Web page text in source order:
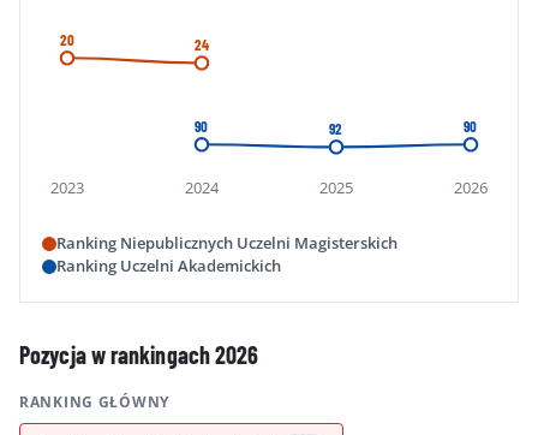
2023 2024 2025 2026
20 24
90 92 90
Ranking Niepublicznych Uczelni Magisterskich
Ranking Uczelni Akademickich
Pozycja w rankingach 2026
RANKING GŁÓWNY